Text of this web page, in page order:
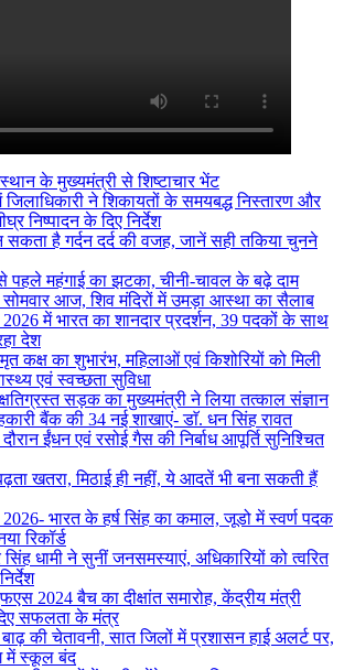
के मुख्यमंत्री से शिष्टाचार भेंट
ने शिकायतों के समयबद्ध निस्तारण और
निष्पादन के दिए निर्देश
है गर्दन दर्द की वजह, जानें सही तकिया चुनने
से पहले महंगाई का झटका, चीनी-चावल के बढ़े दाम
आज, शिव मंदिरों में उमड़ा आस्था का सैलाब
में भारत का शानदार प्रदर्शन, 39 पदकों के साथ
देश
कक्ष का शुभारंभ, महिलाओं एवं किशोरियों को मिली
एवं स्वच्छता सुविधा
सड़क का मुख्यमंत्री ने लिया तत्काल संज्ञान
बैंक की 34 नई शाखाएं- डाॅ. धन सिंह रावत
ईंधन एवं रसोई गैस की निर्बाध आपूर्ति सुनिश्चित
खतरा, मिठाई ही नहीं, ये आदतें भी बना सकती हैं
भारत के हर्ष सिंह का कमाल, जूडो में स्वर्ण पदक
रिकॉर्ड
धामी ने सुनीं जनसमस्याएं, अधिकारियों को त्वरित
2024 बैच का दीक्षांत समारोह, केंद्रीय मंत्री
सफलता के मंत्र
बाढ़ की चेतावनी, सात जिलों में प्रशासन हाई अलर्ट पर,
में स्कूल बंद